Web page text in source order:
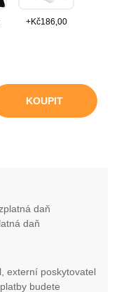
+Kč186,00
KOUPIT
daň
daň
externí poskytovatel
budete